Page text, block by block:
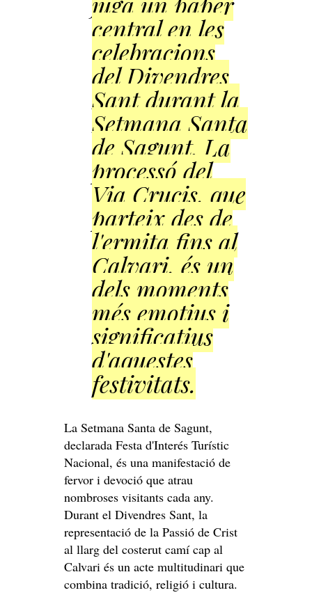
central en les
celebracions
del Divendres
Sant durant la
Setmana Santa
de Sagunt. La
processó del
Via Crucis, que
parteix des de
l'ermita fins al
Calvari, és un
dels moments
més emotius i
significatius
d'aquestes
festivitats.
La Setmana Santa de Sagunt,
declarada Festa d'Interés Turístic
Nacional, és una manifestació de
fervor i devoció que atrau
nombroses visitants cada any.
Durant el Divendres Sant, la
representació de la Passió de Crist
al llarg del costerut camí cap al
Calvari és un acte multitudinari que
combina tradició, religió i cultura.